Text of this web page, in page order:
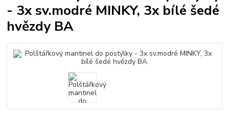
- 3x sv.modré MINKY, 3x bílé šedé
hvězdy BA